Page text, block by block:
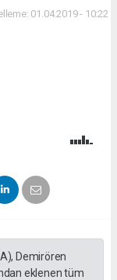
01.04.2019 - 10:22
Demirören
eklenen tüm